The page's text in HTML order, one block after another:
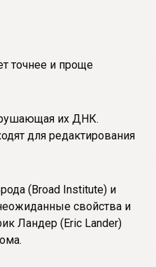
точнее и проще
их ДНК.
для редактирования
(Broad Institute) и
свойства и
Ландер (Eric Lander)